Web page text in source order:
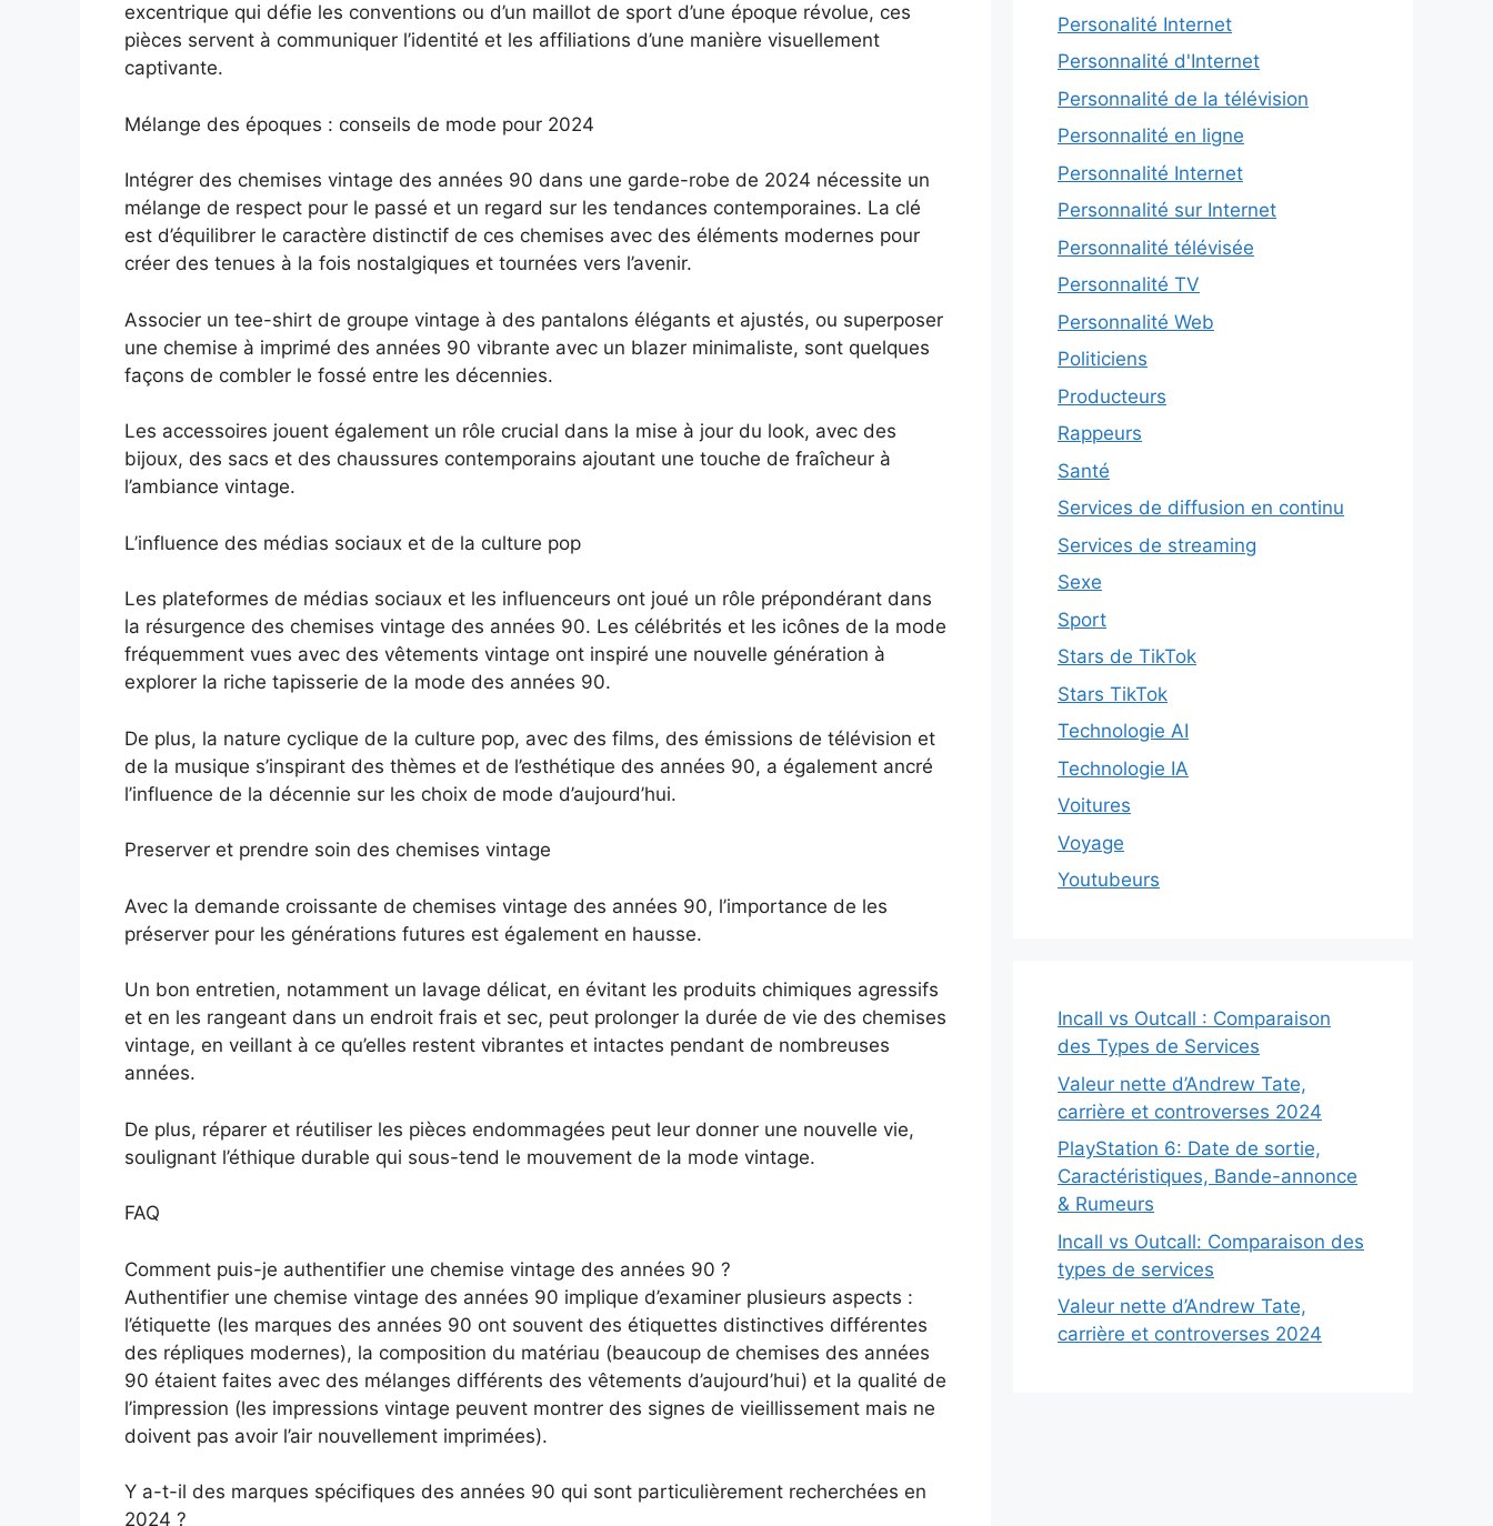
excentrique qui défie les conventions ou d’un maillot de sport d’une époque révolue, ces
pièces servent à communiquer l’identité et les affiliations d’une manière visuellement
captivante.
Mélange des époques : conseils de mode pour 2024
Intégrer des chemises vintage des années 90 dans une garde-robe de 2024 nécessite un
mélange de respect pour le passé et un regard sur les tendances contemporaines. La clé
est d’équilibrer le caractère distinctif de ces chemises avec des éléments modernes pour
créer des tenues à la fois nostalgiques et tournées vers l’avenir.
Associer un tee-shirt de groupe vintage à des pantalons élégants et ajustés, ou superposer
une chemise à imprimé des années 90 vibrante avec un blazer minimaliste, sont quelques
façons de combler le fossé entre les décennies.
Les accessoires jouent également un rôle crucial dans la mise à jour du look, avec des
bijoux, des sacs et des chaussures contemporains ajoutant une touche de fraîcheur à
l’ambiance vintage.
L’influence des médias sociaux et de la culture pop
Les plateformes de médias sociaux et les influenceurs ont joué un rôle prépondérant dans
la résurgence des chemises vintage des années 90. Les célébrités et les icônes de la mode
fréquemment vues avec des vêtements vintage ont inspiré une nouvelle génération à
explorer la riche tapisserie de la mode des années 90.
De plus, la nature cyclique de la culture pop, avec des films, des émissions de télévision et
de la musique s’inspirant des thèmes et de l’esthétique des années 90, a également ancré
l’influence de la décennie sur les choix de mode d’aujourd’hui.
Preserver et prendre soin des chemises vintage
Avec la demande croissante de chemises vintage des années 90, l’importance de les
préserver pour les générations futures est également en hausse.
Un bon entretien, notamment un lavage délicat, en évitant les produits chimiques agressifs
et en les rangeant dans un endroit frais et sec, peut prolonger la durée de vie des chemises
vintage, en veillant à ce qu’elles restent vibrantes et intactes pendant de nombreuses
années.
De plus, réparer et réutiliser les pièces endommagées peut leur donner une nouvelle vie,
soulignant l’éthique durable qui sous-tend le mouvement de la mode vintage.
FAQ
Comment puis-je authentifier une chemise vintage des années 90 ?
Authentifier une chemise vintage des années 90 implique d’examiner plusieurs aspects :
l’étiquette (les marques des années 90 ont souvent des étiquettes distinctives différentes
des répliques modernes), la composition du matériau (beaucoup de chemises des années
90 étaient faites avec des mélanges différents des vêtements d’aujourd’hui) et la qualité de
l’impression (les impressions vintage peuvent montrer des signes de vieillissement mais ne
doivent pas avoir l’air nouvellement imprimées).
Y a-t-il des marques spécifiques des années 90 qui sont particulièrement recherchées en
2024 ?
Personalité Internet
Personnalité d'Internet
Personnalité de la télévision
Personnalité en ligne
Personnalité Internet
Personnalité sur Internet
Personnalité télévisée
Personnalité TV
Personnalité Web
Politiciens
Producteurs
Rappeurs
Santé
Services de diffusion en continu
Services de streaming
Sexe
Sport
Stars de TikTok
Stars TikTok
Technologie AI
Technologie IA
Voitures
Voyage
Youtubeurs
Incall vs Outcall : Comparaison
des Types de Services
Valeur nette d’Andrew Tate,
carrière et controverses 2024
PlayStation 6: Date de sortie,
Caractéristiques, Bande-annonce
& Rumeurs
Incall vs Outcall: Comparaison des
types de services
Valeur nette d’Andrew Tate,
carrière et controverses 2024